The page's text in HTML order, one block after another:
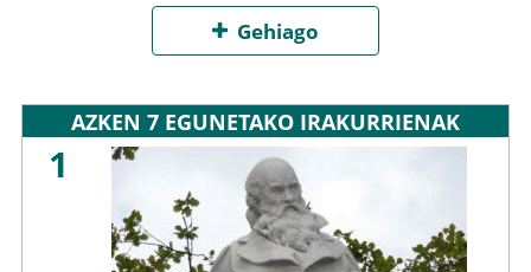
Gehiago
AZKEN 7 EGUNETAKO IRAKURRIENAK
1